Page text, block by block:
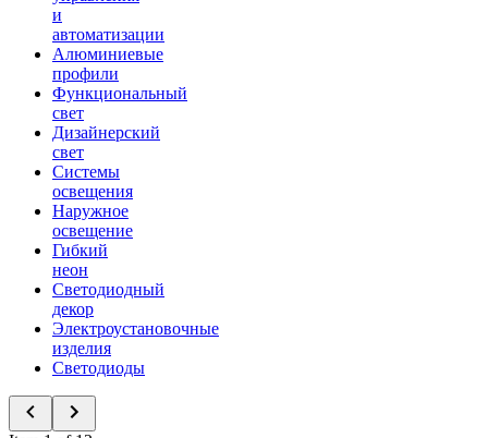
и
автоматизации
Алюминиевые
профили
Функциональный
свет
Дизайнерский
свет
Системы
освещения
Наружное
освещение
Гибкий
неон
Светодиодный
декор
Электроустановочные
изделия
Светодиоды